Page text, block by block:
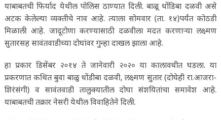
याबाबतची फिर्याद येथील पोलिस ठाण्यात दिली. बाळू धोंडिबा दळवी असे
अटक केलेल्या व्यक्तीचे नाव आहे. त्याला सोमवार (ता. १४)पर्यंत कोठडी
मिळाली आहे. जादूटोणा करण्यासाठी दळवीला मदत करणाऱ्या लक्ष्मण
सुतारसह सावंतवाडीच्या दोघांवर गुन्हा दाखल झाला आहे.
हा प्रकार डिसेंबर २०१४ ते जानेवारी २०२० या कालावधीत घडला. या
प्रकरणात कथित बुवा बाळु धोंडीबा दळवी, लक्ष्मण सुतार (दोघेही रा.आजरा-
शिरंसंगी) व सावंतवाडी तालुक्यातील दोघा संशयितांचा समावेश आहे.
याबाबतची तक्रार नेसरी येथील विवाहितेने दिली.